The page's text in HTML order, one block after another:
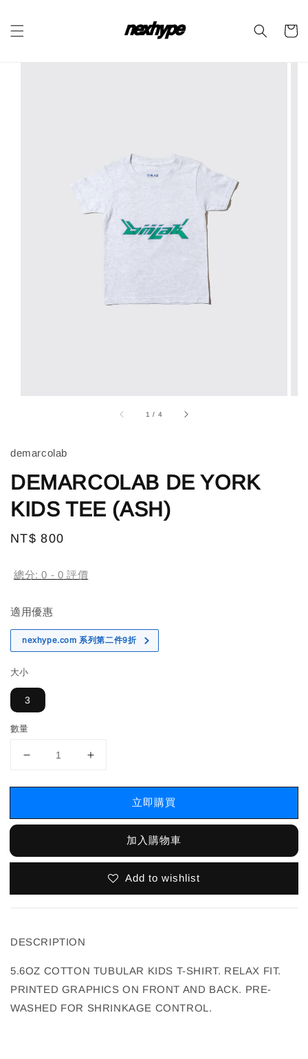
1 / 4
demarcolab
DEMARCOLAB DE YORK
KIDS TEE (ASH)
Regular
NT$ 800
總分:0 - 0 評價
適用優惠
nexhype.com 系列第二件9折
大小
3
數量
立即購買
加入購物車
Add to wishlist
DESCRIPTION
5.6OZ COTTON TUBULAR KIDS T-SHIRT. RELAX FIT.
PRINTED GRAPHICS ON FRONT AND BACK. PRE-
WASHED FOR SHRINKAGE CONTROL.